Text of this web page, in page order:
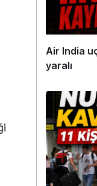
Air India
yaralı